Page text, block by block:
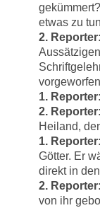
etwas zu
2.
1.
2.
Heiland,
1.
Götter. Er
direkt in
2.
von ihr